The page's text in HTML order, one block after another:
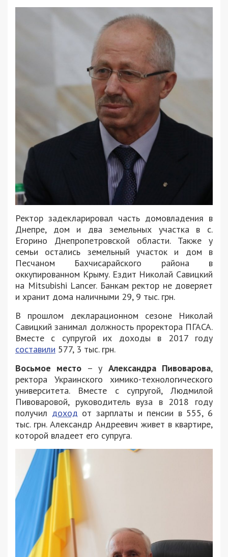
Ректор задекларировал часть домовладения в
Днепре, дом и два земельных участка в с.
Егорино Днепропетровской области. Также у
семьи остались земельный участок и дом в
Песчаном Бахчисарайского района в
оккупированном Крыму. Ездит Николай Савицкий
на Mitsubishi Lancer. Банкам ректор не доверяет
и хранит дома наличными 29, 9 тыс. грн.
В прошлом декларационном сезоне Николай
Савицкий занимал должность проректора ПГАСА.
Вместе с супругой их доходы в 2017 году
составили 577, 3 тыс. грн.
Восьмое место – у Александра Пивоварова,
ректора Украинского химико-технологического
университета. Вместе с супругой, Людмилой
Пивоваровой, руководитель вуза в 2018 году
получил доход от зарплаты и пенсии в 555, 6
тыс. грн. Александр Андреевич живет в квартире,
которой владеет его супруга.